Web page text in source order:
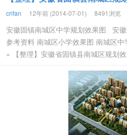
crifan 12年前 (2014-07-01) 8491浏览
安徽固镇南城区中学规划效果图 安
参考资料 南城区小学效果图 南城区
» 【整理】安徽省固镇县南城区规划